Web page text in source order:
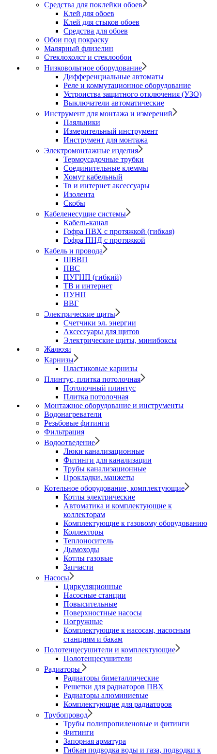
Средства для поклейки обоев
Клей для обоев
Клей для стыков обоев
Средства для обоев
Обои под покраску
Малярный флизелин
Стеклохолст и стеклообои
Низковольтное оборудование
Дифференциальные автоматы
Реле и коммутационное оборудование
Устроиства защитного отключения (УЗО)
Выключатели автоматические
Инструмент для монтажа и измерений
Паяльники
Измерительный инструмент
Инструмент для монтажа
Электромонтажные изделия
Термоусадочные трубки
Соединительные клеммы
Хомут кабельный
Тв и интернет аксессуары
Изолента
Скобы
Кабеленесущие системы
Кабель-канал
Гофра ПВХ с протяжкой (гибкая)
Гофра ПНД с протяжкой
Кабель и провода
ШВВП
ПВС
ПУГНП (гибкий)
ТВ и интернет
ПУНП
ВВГ
Электрические щиты
Счетчики эл. энергии
Аксессуары для щитов
Электрические щиты, минибоксы
Жалюзи
Карнизы
Пластиковые карнизы
Плинтус, плитка потолочная
Потолочный плинтус
Плитка потолочная
Монтажное оборудование и инструменты
Водонагреватели
Резьбовые фитинги
Фильтрация
Водоотведение
Люки канализационные
Фитинги для канализации
Трубы канализационные
Прокладки, манжеты
Котельное оборудование, комплектующие
Котлы электрические
Автоматика и комплектующие к
коллекторам
Комплектующие к газовому оборудованию
Коллекторы
Теплоноситель
Дымоходы
Котлы газовые
Запчасти
Насосы
Циркуляционные
Насосные станции
Повысительные
Поверхностные насосы
Погружные
Комплектующие к насосам, насосным
станциям и бакам
Полотенцесушители и комплектующие
Полотенцесушители
Радиаторы
Радиаторы биметаллические
Решетки для радиаторов ПВХ
Радиаторы алюминиевые
Комплектующие для радиаторов
Трубопровод
Трубы полипропиленовые и фитинги
Фитинги
Запорная арматура
Гибкая подводка воды и газа, подводки к